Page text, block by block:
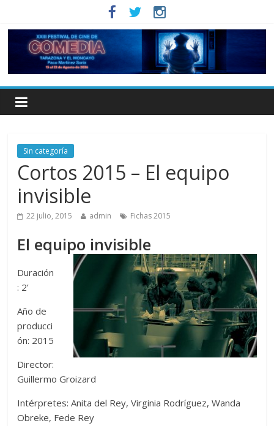
Sin categoría
Cortos 2015 – El equipo
invisible
22 julio, 2015 admin Fichas 2015
El equipo invisible
Duración
: 2’
Año de
producci
ón: 2015
Director:
Guillermo Groizard
Intérpretes: Anita del Rey, Virginia Rodríguez, Wanda
Obreke, Fede Rey